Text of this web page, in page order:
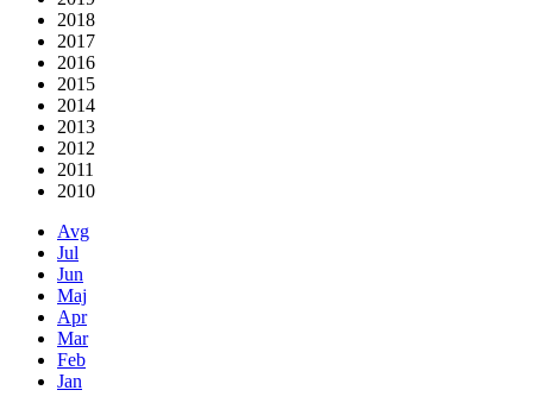
2018
2017
2016
2015
2014
2013
2012
2011
2010
Avg
Jul
Jun
Maj
Apr
Mar
Feb
Jan